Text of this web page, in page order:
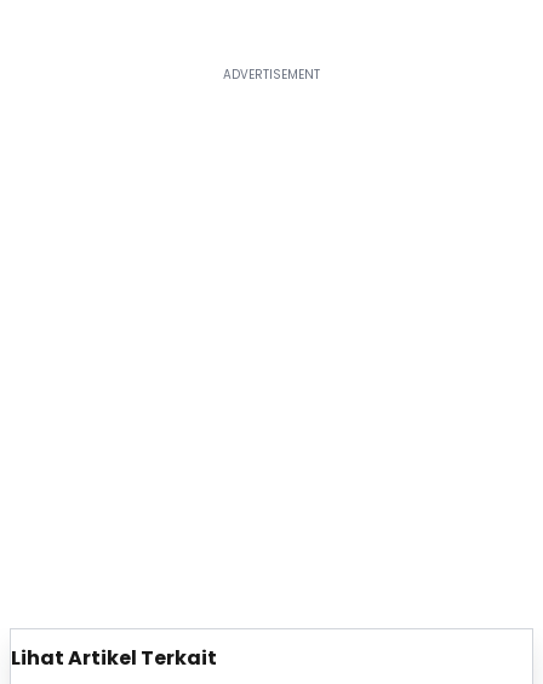
Lihat Artikel Terkait